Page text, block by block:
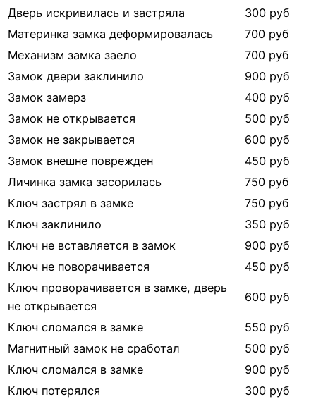
Дверь искривилась и застряла
300 руб
Материнка замка деформировалась
700 руб
Механизм замка заело
700 руб
Замок двери заклинило
900 руб
Замок замерз
400 руб
Замок не открывается
500 руб
Замок не закрывается
600 руб
Замок внешне поврежден
450 руб
Личинка замка засорилась
750 руб
Ключ застрял в замке
750 руб
Ключ заклинило
350 руб
Ключ не вставляется в замок
900 руб
Ключ не поворачивается
450 руб
Ключ проворачивается в замке, дверь
не открывается
600 руб
Ключ сломался в замке
550 руб
Магнитный замок не сработал
500 руб
Ключ сломался в замке
900 руб
Ключ потерялся
300 руб